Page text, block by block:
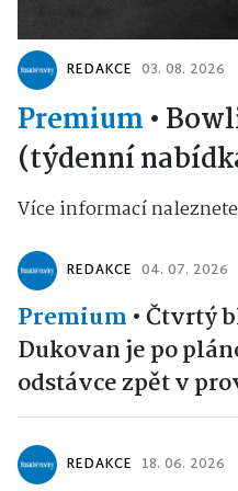
REDAKCE 03. 08. 2026
Premium •
(týdenní
Více informací
REDAKCE 04. 07. 2026
Premium •Čtvrtý
Dukovan je po
odstávce zpět v
REDAKCE 18. 06. 2026